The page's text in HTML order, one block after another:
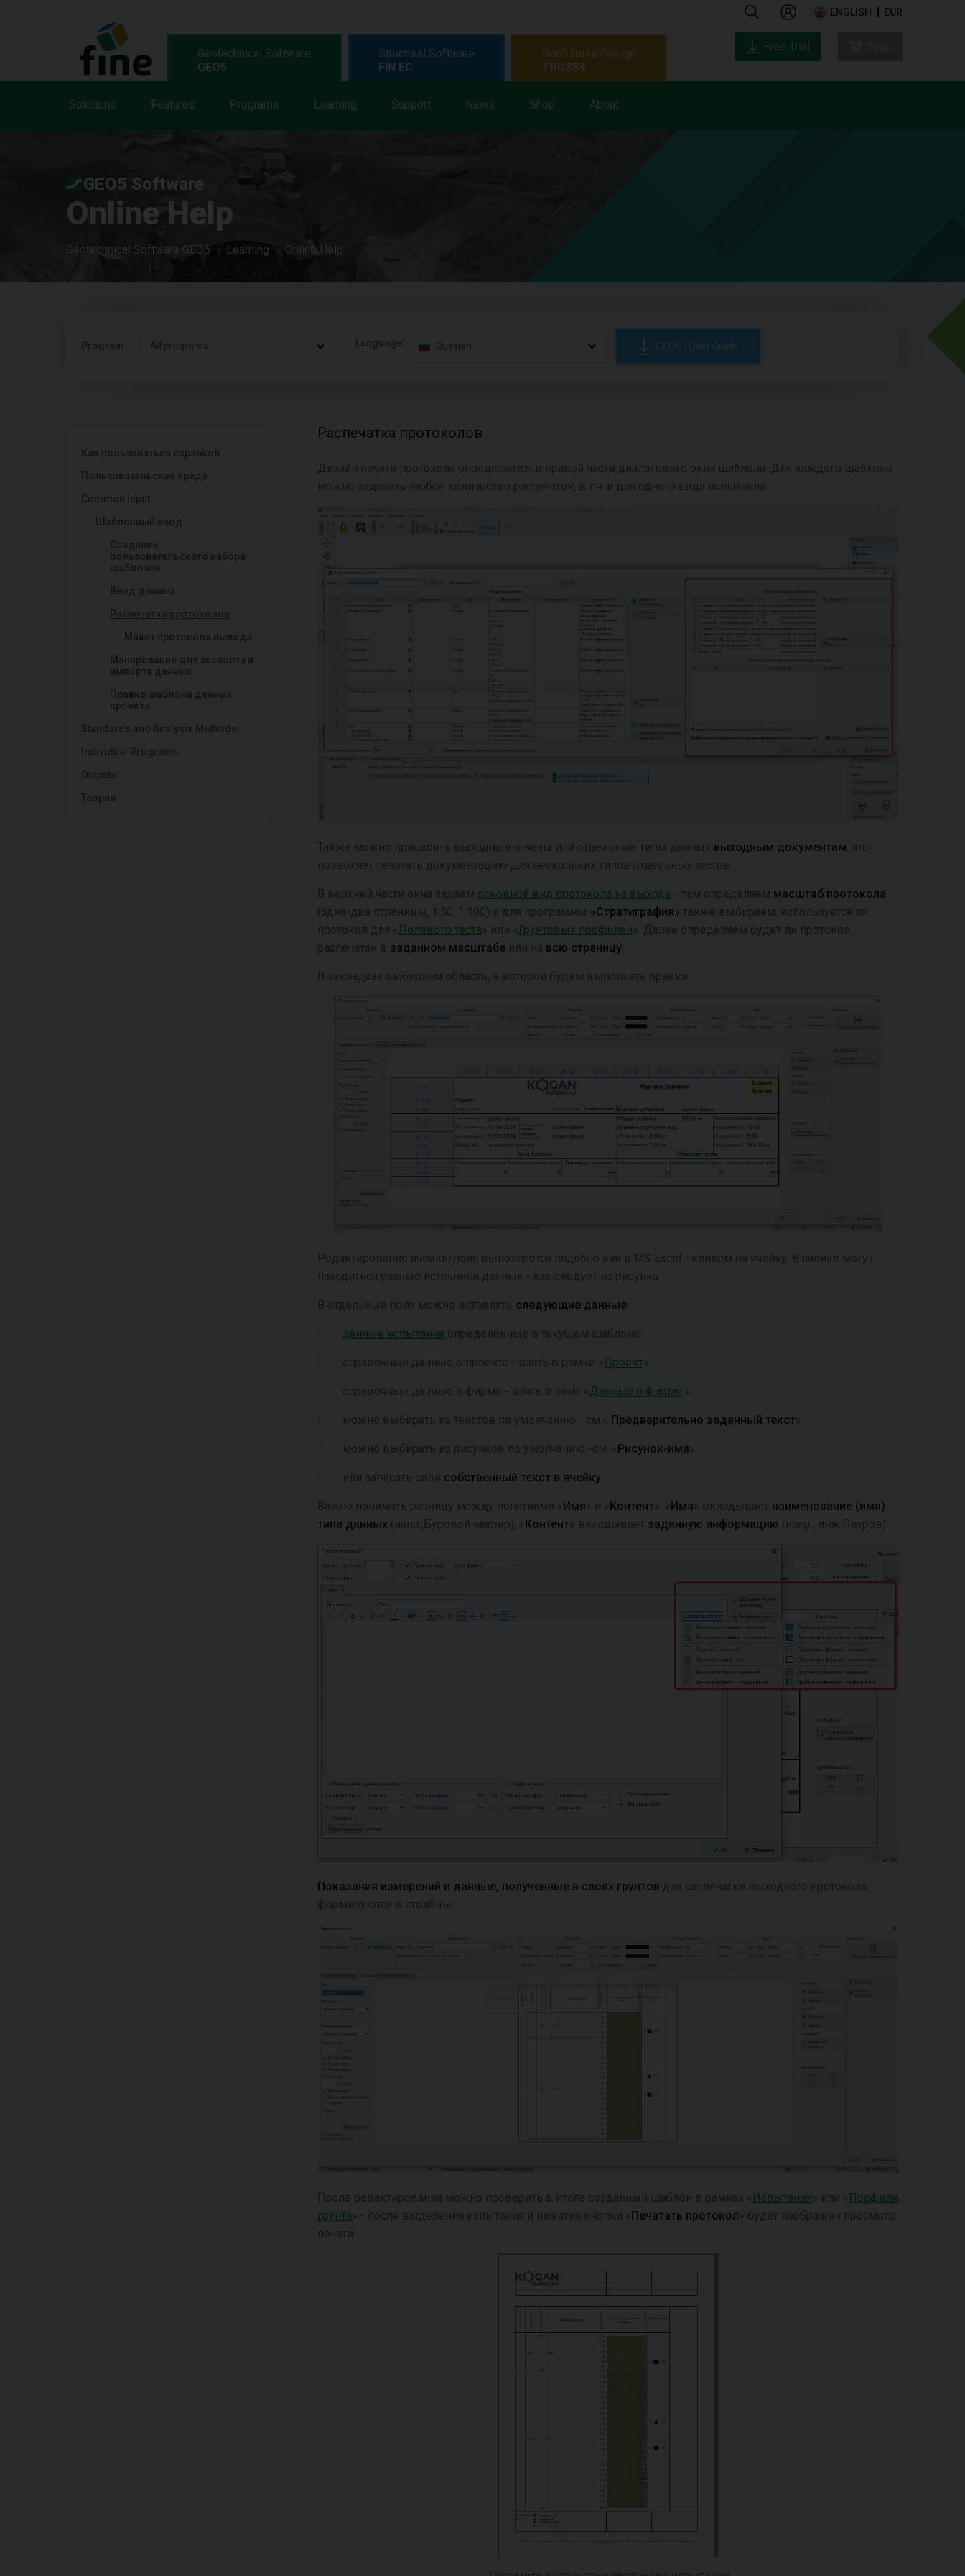
ENGLISH EUR
Geotechnical Software
GEO5
Solutions Features Programs Learning Support News Shop About
Structural Software
FIN EC
Roof Truss Design
TRUSS4
Free Trial
GEO5 Software
Online Help
Geotechnical Software GEO5 Learning Online Help
Program: All programs Language: Russian GEO5 - User Guide
Как пользоваться справкой
Пользовательская среда
Common Input
Шаблонный ввод
Создание
пользовательского набора
шаблонов
Ввод данных
Распечаткa протоколов
Макет протокола вывода
Мапирование для экспорта и
импорта данных
Правка шаблона данных
проекта
Standards and Analysis Methods
Individual Programs
Outputs
Теория
Распечаткa протоколов
Дизайн печати протокола определяется в правой части диалогового окна шаблона. Для каждого шаблона
можно задавать любое количество распечаток, в т.ч. и для одного вида испытаний.
Также можно присвоить выходные отчеты или отдельные типы данных выходным документам, что
позволяет печатать документацию для нескольких типов отдельных тестов.
В верхней части окна задаём основной вид протокола на выходе - там определяем масштаб протокола
(одна-две страницы, 1:50, 1:100) и для программы «Стратиграфия» также выбираем, используется ли
протокол для « Полевого теста » или « Грунтовых профилей ». Далее определяем будет ли протокол
распечатан в заданном масштабе или на всю страницу
В закладках выбираем область, в которой будем выполнять правки.
Редактирование ячейки/поля выполняется подобно как в MS Excel - кликом на ячейку. В ячейке могут
находиться разные источники данных - как следует из рисунка.
В отдельные поля можно вставлять следующие данные
данные испытания определённые в текущем шаблоне
справочные данные о проекте - взять в рамке « Проект »
справочные данные о фирме - взять в окне « Данные о фирме »
можно выбирать из текстов по умолчанию - см.« Предварительно заданный текст »
можно выбирать из рисунков по умолчанию -см. « Рисунок-имя »
или записать свой собственный текст в ячейку.
Важно понимать разницу между понятиями « Имя » и « Контент ». « Имя » вкладывает наименование (имя)
типа данных (напр.,Буровой мастер), « Контент » вкладывает заданную информацию (напр., инж.Петров).
Показания измерений и данные, полученные в слоях грунтов для распечатки выходного протокола
формируются в столбцы.
После редактирования можно проверить в итоге созданный шаблон в рамках « Испытания » или « Профили
грунта » - после выделения испытания и нажатия кнопки « Печатать протокол » будет изображен просмотр
печати.